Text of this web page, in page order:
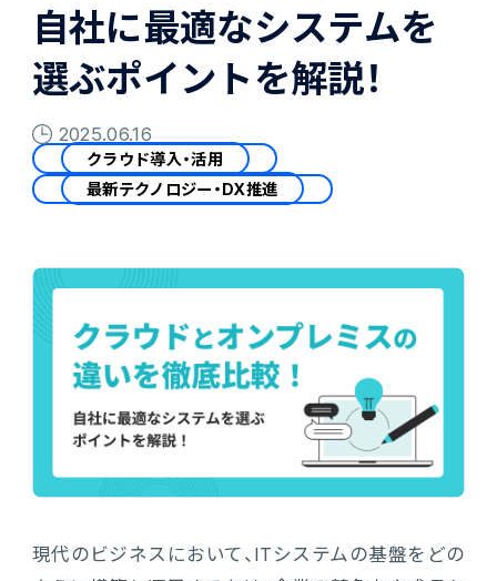
ブランドコア
PROACTIVE AI
機能
会計
財務会計
債権管理
債務管理
手形管理
リース資産管理
オファリング
業務特化型オファリング
販売管理 PROACTIVE Sales
生産管理 PROACTIVE Production
業界特化型オファリング
卸売・商社 PROACTIVE Wholesale & Trade
お役立ち情報
よくあるご質問
コラム
特集記事
自社に最適なシステムを
選ぶポイントを解説！
2025.06.16
クラウド導入・活用
最新テクノロジー・DX推進
現代のビジネスにおいて、ITシステムの基盤をどの